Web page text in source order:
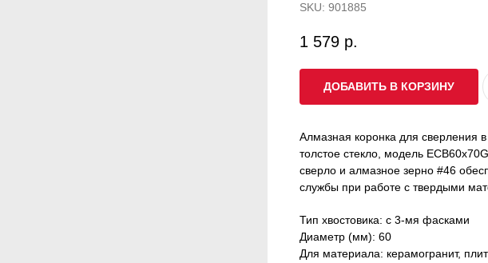
SKU: 901885
1 579 р.
ДОБАВИТЬ В КОРЗИНУ
Алмазная коронка для сверления
толстое стекло, модель
сверло и алмазное зерно #46
службы при работе с твердыми
Тип хвостовика: с 3-мя фасками
Диаметр (мм): 60
Для материала: керамогранит,